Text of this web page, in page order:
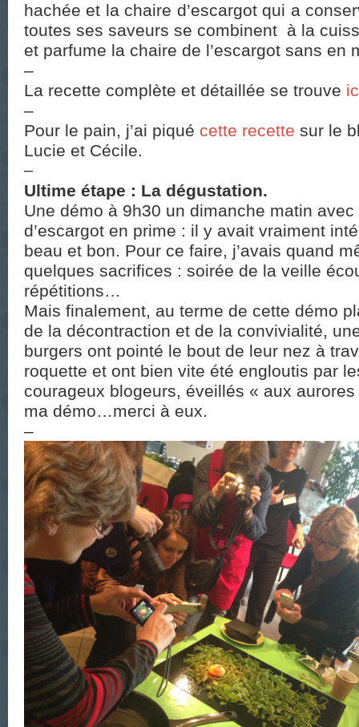
hachée et la chaire d’escargot qui a
toutes ses saveurs se combinent à la
et parfume la chaire de l’escargot sans en
–
La recette complète et détaillée se trouve
–
Pour le pain, j’ai piqué cette recette sur le
Lucie et Cécile.
–
Ultime étape : La dégustation.
Une démo à 9h30 un dimanche matin avec
d’escargot en prime : il y avait vraiment
beau et bon. Pour ce faire, j’avais quand
quelques sacrifices : soirée de la veille
répétitions…
Mais finalement, au terme de cette démo
de la décontraction et de la convivialité,
burgers ont pointé le bout de leur nez à
roquette et ont bien vite été engloutis par
courageux blogeurs, éveillés « aux
ma démo…merci à eux.
–